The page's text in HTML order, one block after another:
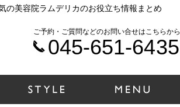
の美容院ラムデリカのお役立ち情報まとめ
ご予約・ご質問などのお問い合せはこちらから
045-651-6435